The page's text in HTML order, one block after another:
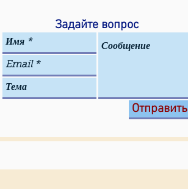
Задайте вопрос
Отправить